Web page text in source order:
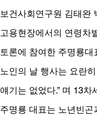
보건사회연구원 김태완
고용현장에서의 연령차
토론에 참여한 주명룡
노인의 날 행사는 요란
얘기는 없었다.” 며 13
주명룡 대표는 노년빈